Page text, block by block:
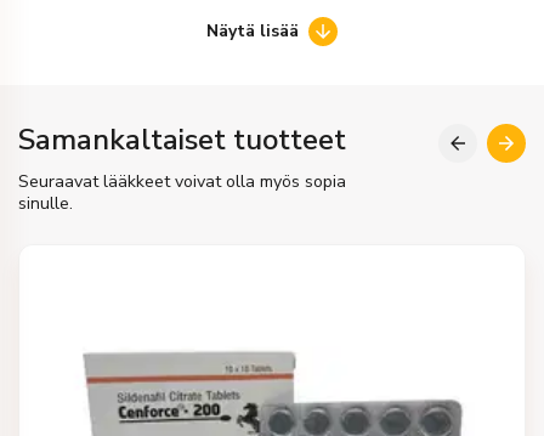
Näytä lisää
Samankaltaiset tuotteet
Seuraavat lääkkeet voivat olla myös sopia
sinulle.